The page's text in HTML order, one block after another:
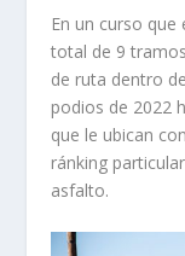
En un curso
total de 9
de ruta dentro
podios de 2022
que le ubican
ránking
asfalto.